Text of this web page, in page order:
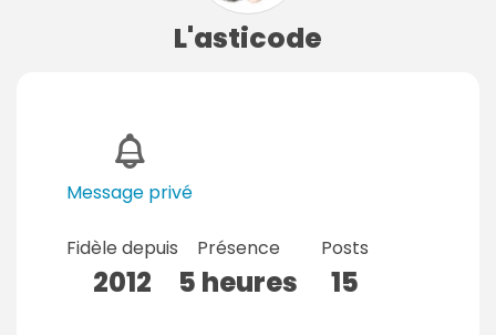
L'asticode
Message privé
Fidèle depuis
2012
Présence
5 heures
Posts
15